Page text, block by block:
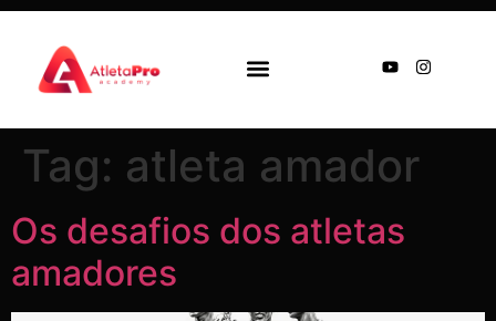
Tag: atleta amador
Os desafios dos atletas
amadores